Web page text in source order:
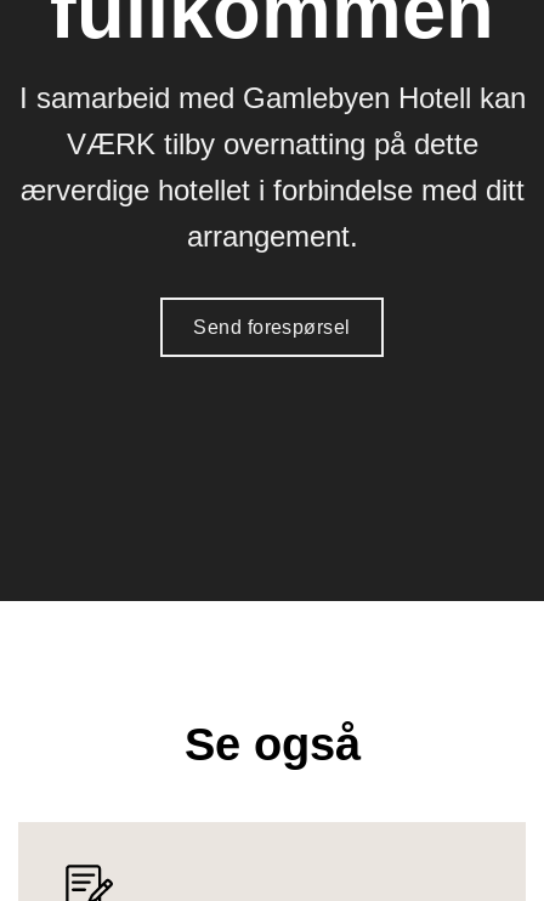
I samarbeid med Gamlebyen Hotell kan
VÆRK tilby overnatting på dette
ærverdige hotellet i forbindelse med ditt
arrangement.
Send forespørsel
Se også